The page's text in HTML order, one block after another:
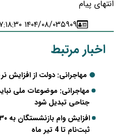
انتهای پیام
۵۹۰۹۱۴۰۴/۰۸/۰۳ ۱۷:۱۸:۳۰
اخبار مرتبط
مهاجرانی: دولت از افزایش
مهاجرانی: موضوعات ملی
جناحی تبدیل شود
ثبت‌نام تا 4 تیر ماه